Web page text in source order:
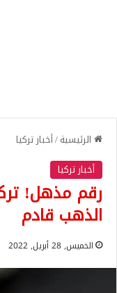
الرئيسية/أخبار تركيا
أخبار تركيا
رقم مذهل!
الذهب قادم
الخميس, 28 أبريل, 2022